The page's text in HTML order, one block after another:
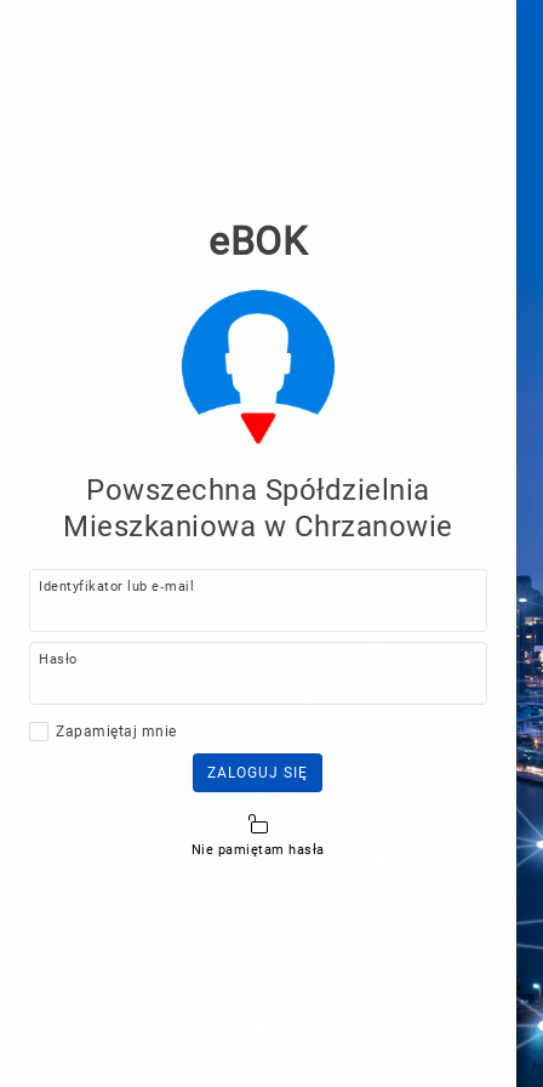
eBOK
WłaścicielPowszechna Spółdzielnia
Mieszkaniowa w Chrzanowie
Identyfikator lub e-mail
Hasło
Zapamiętaj mnie
ZALOGUJ SIĘ
Nie pamiętam hasła